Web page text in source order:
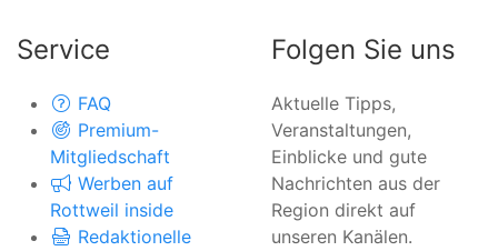
Service
FAQ
Premium-
Mitgliedschaft
Werben auf
Rottweil inside
Redaktionelle
Folgen Sie uns
Aktuelle Tipps,
Veranstaltungen,
Einblicke und gute
Nachrichten aus der
Region direkt auf
unseren Kanälen.